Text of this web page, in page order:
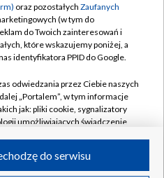
prywatności
zgody
Pomoc
oraz pozostałych Zaufanych
(w tym do
do Twoich zainteresowań i
które wskazujemy poniżej, a
identyfikatora PPID do Google.
odwiedzania przez Ciebie naszych
„Portalem”, w tym informacje
jak: pliki cookie, sygnalizatory
umożliwiających świadczenie
do serwisu